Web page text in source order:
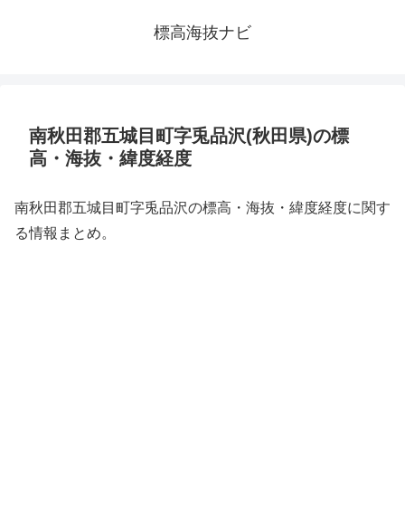
標高海抜ナビ
南秋田郡五城目町字兎品沢(秋田県)の標
高・海抜・緯度経度
南秋田郡五城目町字兎品沢の標高・海抜・緯度経度に関す
る情報まとめ。